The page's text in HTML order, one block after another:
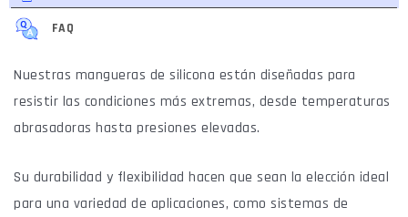
FAQ
Nuestras mangueras de silicona están diseñadas para
resistir las condiciones más extremas, desde temperaturas
abrasadoras hasta presiones elevadas.
Su durabilidad y flexibilidad hacen que sean la elección ideal
para una variedad de aplicaciones, como sistemas de